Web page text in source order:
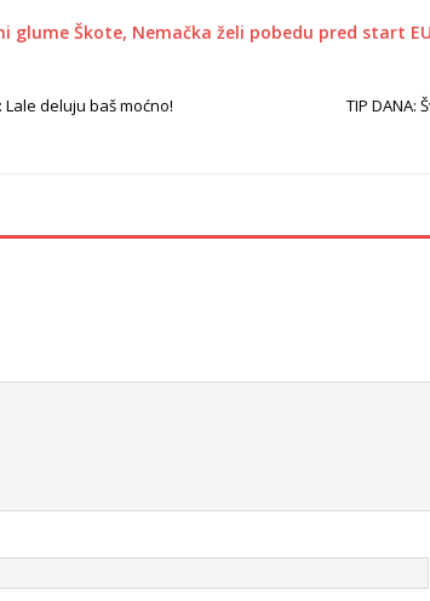
glume Škote, Nemačka želi pobedu pred start
Lale deluju baš moćno!
TIP DANA: